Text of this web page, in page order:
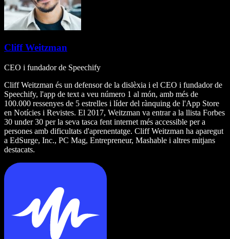
Cliff Weitzman
CEO i fundador de Speechify
Cliff Weitzman és un defensor de la dislèxia i el CEO i fundador de
Speechify, l'app de text a veu número 1 al món, amb més de
100.000 ressenyes de 5 estrelles i líder del rànquing de l'App Store
en Notícies i Revistes. El 2017, Weitzman va entrar a la llista Forbes
30 under 30 per la seva tasca fent internet més accessible per a
persones amb dificultats d'aprenentatge. Cliff Weitzman ha aparegut
a EdSurge, Inc., PC Mag, Entrepreneur, Mashable i altres mitjans
destacats.